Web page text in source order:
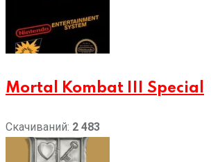
Mortal Kombat III Special
Скачиваний: 2 483